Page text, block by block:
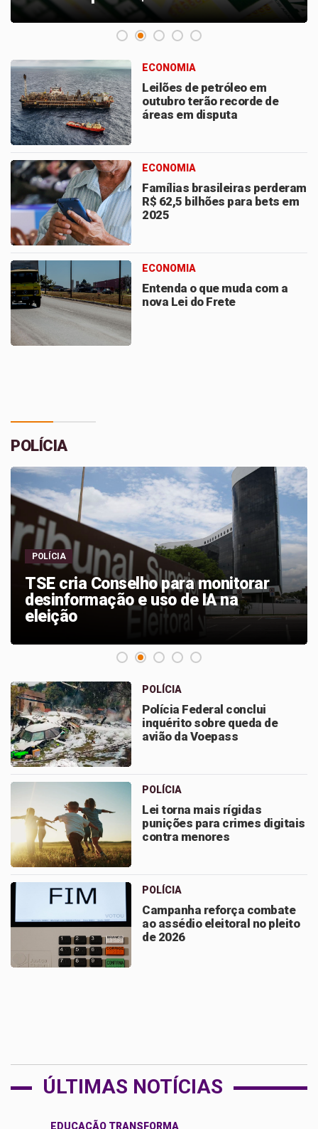
ECONOMIA
Leilões de petróleo em
outubro terão recorde de
áreas em disputa
ECONOMIA
Famílias brasileiras perderam
R$ 62,5 bilhões para bets em
2025
ECONOMIA
Entenda o que muda com a
nova Lei do Frete
POLÍCIA
STF retoma julgamento de recursos
sobre o marco temporal
POLÍCIA
Polícia Federal conclui
inquérito sobre queda de
avião da Voepass
POLÍCIA
Lei torna mais rígidas
punições para crimes digitais
contra menores
POLÍCIA
Campanha reforça combate
ao assédio eleitoral no pleito
de 2026
ÚLTIMAS NOTÍCIAS
EDUCAÇÃO TRANSFORMA